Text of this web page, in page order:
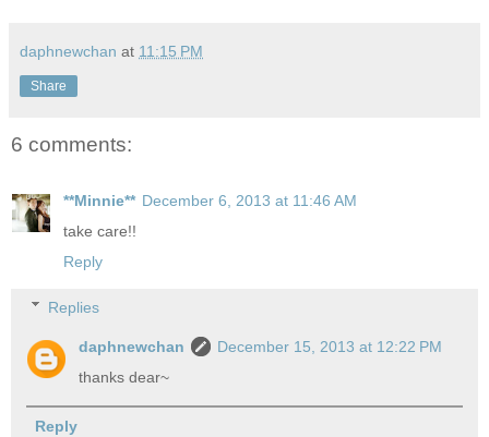
daphnewchan at 11:15 PM
Share
6 comments:
**Minnie** December 6, 2013 at 11:46 AM
take care!!
Reply
Replies
daphnewchan
December 15, 2013 at 12:22 PM
thanks dear~
Reply